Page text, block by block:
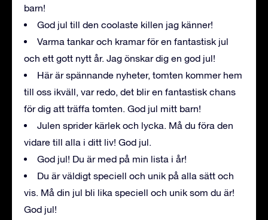
barn!
God jul till den coolaste killen jag känner!
Varma tankar och kramar för en fantastisk jul
och ett gott nytt år. Jag önskar dig en god jul!
Här är spännande nyheter, tomten kommer hem
till oss ikväll, var redo, det blir en fantastisk chans
för dig att träffa tomten. God jul mitt barn!
Julen sprider kärlek och lycka. Må du föra den
vidare till alla i ditt liv! God jul.
God jul! Du är med på min lista i år!
Du är väldigt speciell och unik på alla sätt och
vis. Må din jul bli lika speciell och unik som du är!
God jul!